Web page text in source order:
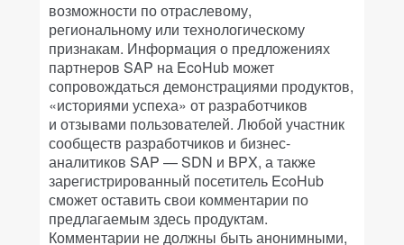
возможности по отраслевому,
региональному или технологическому
признакам. Информация о предложениях
партнеров SAP на EcoHub может
сопровождаться демонстрациями продуктов,
«историями успеха» от разработчиков
и отзывами пользователей. Любой участник
сообществ разработчиков и бизнес-
аналитиков SAP — SDN и BPX, а также
зарегистрированный посетитель EcoHub
сможет оставить свои комментарии по
предлагаемым здесь продуктам.
Комментарии не должны быть анонимными,